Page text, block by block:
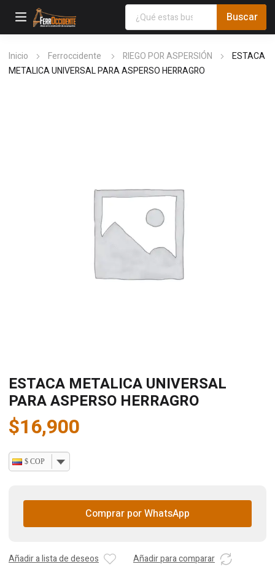
Inicio Ferroccidente RIEGO POR ASPERSIÓN
ESTACA
METALICA UNIVERSAL PARA ASPERSO HERRAGRO
ESTACA METALICA UNIVERSAL
PARA ASPERSO HERRAGRO
$16,900
$ COP
Comprar por WhatsApp
Añadir a lista de deseos Añadir para comparar